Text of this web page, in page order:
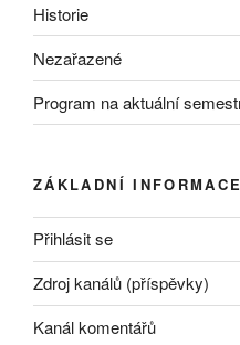
Historie
Nezařazené
Program na aktuální
ZÁKLADNÍ INFORMACE
Přihlásit se
Zdroj kanálů (příspěvky)
Kanál komentářů